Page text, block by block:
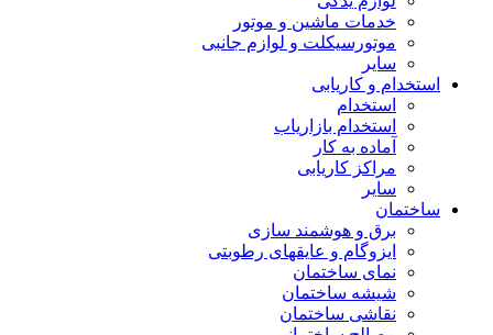
خدمات ماشین و موتور
موتورسیکلت و لوازم جانبی
سایر
استخدام و کاریابی
استخدام
استخدام بازاریاب
آماده به کار
مراکز کاریابی
سایر
ساختمان
برق و هوشمند سازی
ایزوگام و عایقهای رطوبتی
نمای ساختمان
شیشه ساختمان
نقاشی ساختمان